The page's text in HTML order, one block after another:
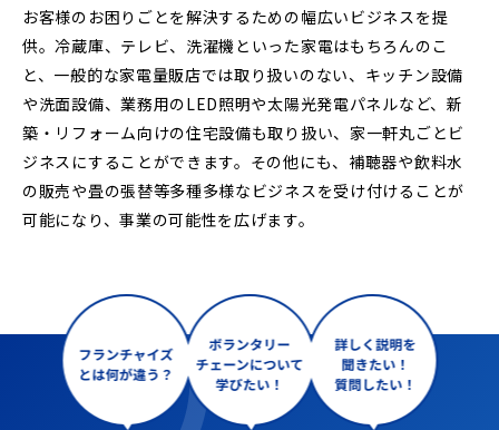
お客様のお困りごとを解決するための幅広いビジネスを提
供。冷蔵庫、テレビ、洗濯機といった家電はもちろんのこ
と、一般的な家電量販店では取り扱いのない、キッチン設備
や洗面設備、業務用のLED照明や太陽光発電パネルなど、新
築・リフォーム向けの住宅設備も取り扱い、家一軒丸ごとビ
ジネスにすることができます。その他にも、補聴器や飲料水
の販売や畳の張替等多種多様なビジネスを受け付けることが
可能になり、事業の可能性を広げます。